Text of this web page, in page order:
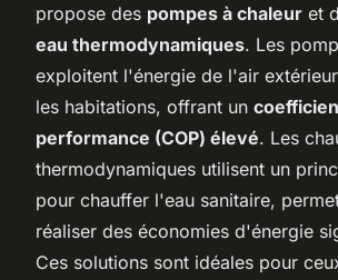
propose des pompes à chaleur et
eau thermodynamiques. Les
exploitent l'énergie de l'air
les habitations, offrant un
performance (COP) élevé. Les
thermodynamiques utilisent un
pour chauffer l'eau sanitaire,
réaliser des économies d'énergie
Ces solutions sont idéales pour